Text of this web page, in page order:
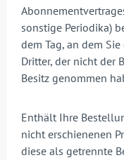
sonstige Periodika)
dem Tag, an dem
Dritter, der nicht der
Besitz genommen
Enthält Ihre
nicht erschienenen
diese als getrennte